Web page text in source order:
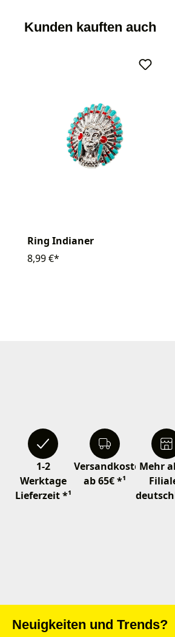
Kunden kauften auch
Ring Indianer
8,99 €*
1-2
Werktage
Lieferzeit *¹
Versandkostenfrei
ab 65€ *¹
Mehr
Neuigkeiten und Trends?